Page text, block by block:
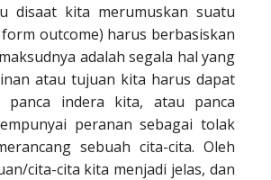
disaat kita merumuskan suatu
outcome) harus berbasiskan
adalah segala hal yang
atau tujuan kita harus dapat
panca indera kita, atau panca
peranan sebagai tolak
sebuah cita-cita. Oleh
cita-cita kita menjadi jelas, dan